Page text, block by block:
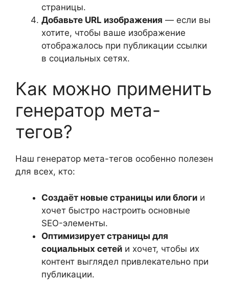
страницы.
Добавьте URL изображения — если вы
хотите, чтобы ваше изображение
отображалось при публикации ссылки
в социальных сетях.
Как можно применить
генератор мета-
тегов?
Наш генератор мета-тегов особенно полезен
для всех, кто:
Создаёт новые страницы или блоги и
хочет быстро настроить основные
SEO-элементы.
Оптимизирует страницы для
социальных сетей и хочет, чтобы их
контент выглядел привлекательно при
публикации.